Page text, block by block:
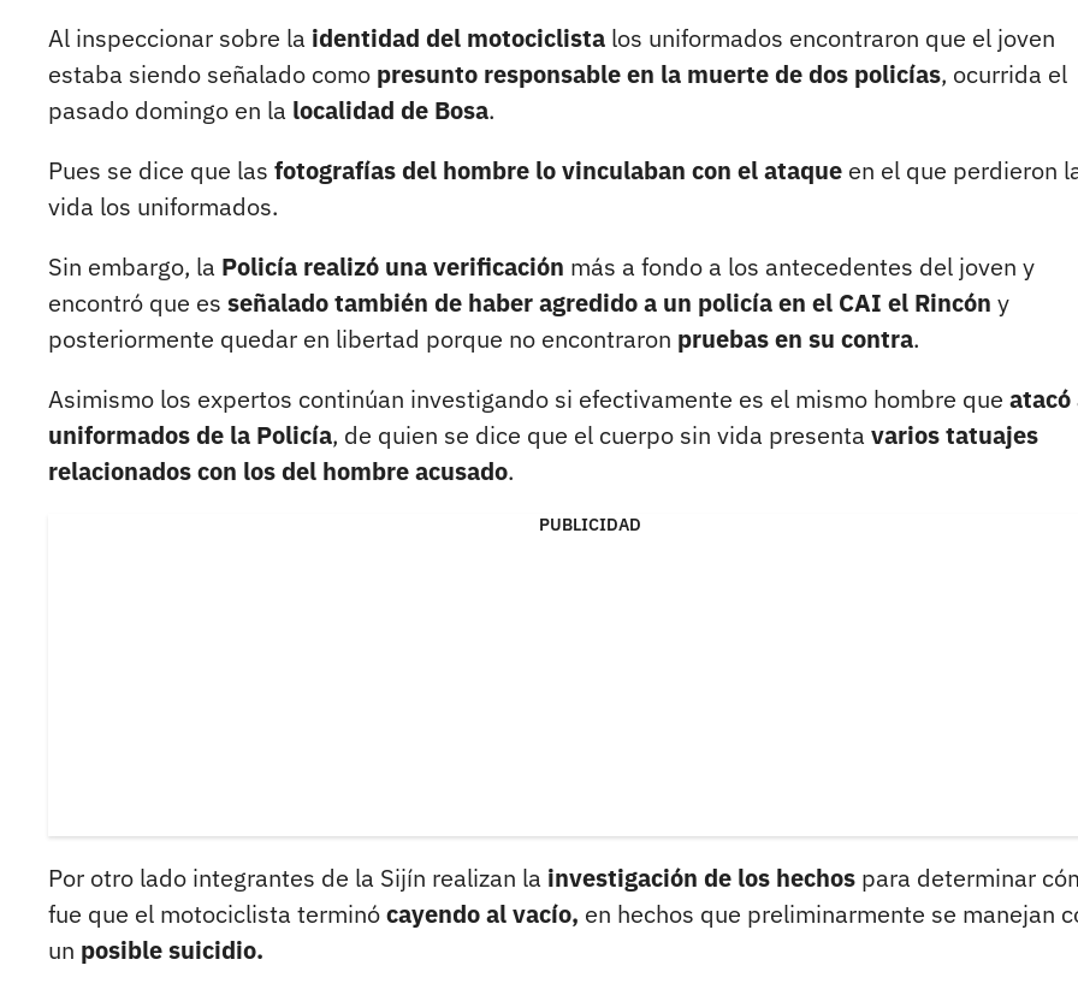
Al inspeccionar sobre la identidad del motociclista los uniformados encontraron que el joven
estaba siendo señalado como presunto responsable en la muerte de dos policías, ocurrida el
pasado domingo en la localidad de Bosa.
Pues se dice que las fotografías del hombre lo vinculaban con el ataque en el que perdieron
vida los uniformados.
Sin embargo, la Policía realizó una verificación más a fondo a los antecedentes del joven y
encontró que es señalado también de haber agredido a un policía en el CAI el Rincón y
posteriormente quedar en libertad porque no encontraron pruebas en su contra.
Asimismo los expertos continúan investigando si efectivamente es el mismo hombre que atacó
uniformados de la Policía, de quien se dice que el cuerpo sin vida presenta varios tatuajes
relacionados con los del hombre acusado.
PUBLICIDAD
Por otro lado integrantes de la Sijín realizan la investigación de los hechos para determinar
fue que el motociclista terminócayendo al vacío, en hechos que preliminarmente se manejan
un posible suicidio.